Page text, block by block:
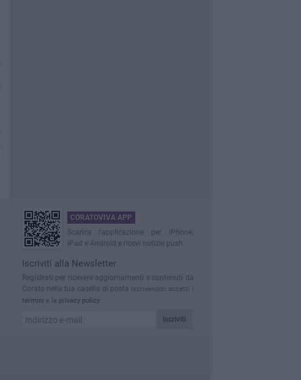
CORATOVIVA APP
Scarica l'applicazione per iPhone,
iPad e Android e ricevi notizie push
Iscriviti alla Newsletter
Registrati per ricevere aggiornamenti e contenuti da
Corato nella tua casella di posta Iscrivendoti accetti i
termini e la privacy policy
Iscriviti